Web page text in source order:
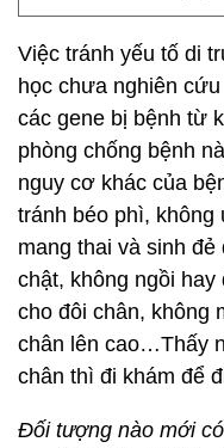
Việc tránh yếu tố di
học chưa nghiên
các gene bị bệnh từ
phòng chống bệnh
nguy cơ khác của
tránh béo phì, không
mang thai và sinh
chật, không ngồi
cho đôi chân, không
chân lên cao…Thấy
chân thì đi khám để
Đối tượng nào mới